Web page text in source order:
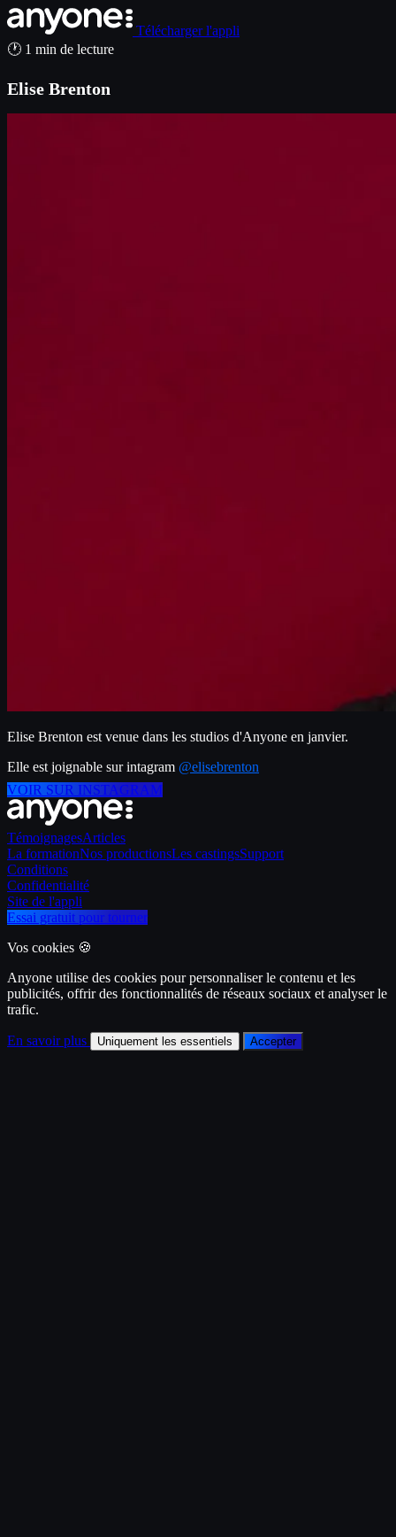
Télécharger l'appli
🕐 1 min de lecture
Elise Brenton
Elise Brenton est venue dans les studios d'Anyone en janvier.
Elle est joignable sur intagram @elisebrenton
VOIR SUR INSTAGRAM
TémoignagesArticles
La formationNos productionsLes castingsSupport
Conditions
Confidentialité
Site de l'appli
Essai gratuit pour tourner
Vos cookies 🍪
Anyone utilise des cookies pour personnaliser le contenu et les
publicités, offrir des fonctionnalités de réseaux sociaux et analyser le
trafic.
En savoir plus Uniquement les essentiels Accepter